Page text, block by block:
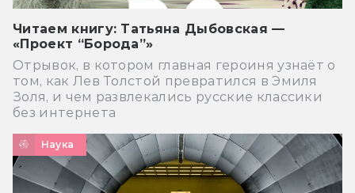
Читаем книгу: Татьяна Дыбовская —
«Проект “Борода”»
Отрывок, в котором главная героиня узнаёт о
том, как Лев Толстой превратился в Эмиля
Золя, и чем развлекались русские классики
без интернета
Наука